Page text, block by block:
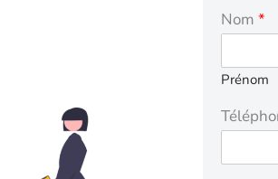
Nom *
Prénom